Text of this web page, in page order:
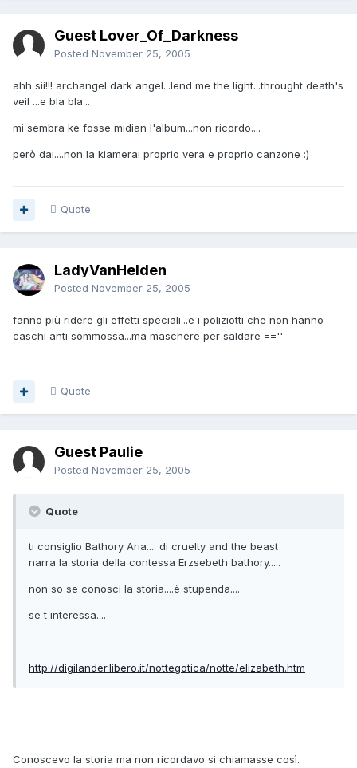
Guest Lover_Of_Darkness
Posted November 25, 2005
ahh sii!!! archangel dark angel...lend me the light...throught death's
veil ...e bla bla...
mi sembra ke fosse midian l'album...non ricordo....
però dai....non la kiamerai proprio vera e proprio canzone :)
Quote
LadyVanHelden
Posted November 25, 2005
fanno più ridere gli effetti speciali...e i poliziotti che non hanno
caschi anti sommossa...ma maschere per saldare ==''
Quote
Guest Paulie
Posted November 25, 2005
Quote
ti consiglio Bathory Aria.... di cruelty and the beast
narra la storia della contessa Erzsebeth bathory.....
non so se conosci la storia....è stupenda....
se t interessa....
http://digilander.libero.it/nottegotica/notte/elizabeth.htm
Conoscevo la storia ma non ricordavo si chiamasse così.